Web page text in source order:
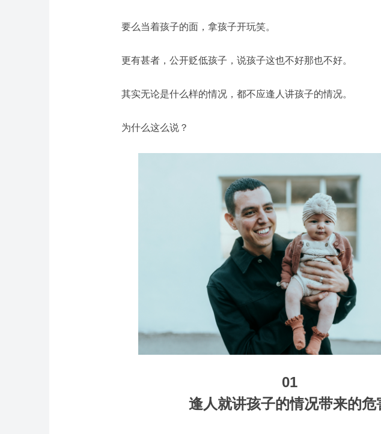
要么当着孩子的面，拿孩子开玩笑。
更有甚者，公开贬低孩子，说孩子这也不好那也不好。
其实无论是什么样的情况，都不应逢人讲孩子的情况。
为什么这么说？
01
逢人就讲孩子的情况带来的危